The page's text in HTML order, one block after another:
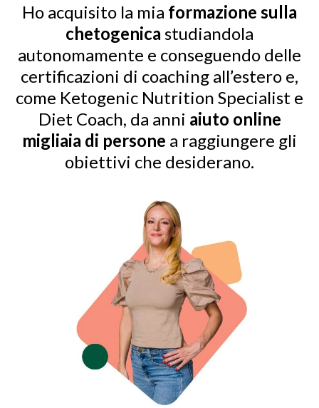
Ho acquisito la mia formazione sulla
chetogenica studiandola
autonomamente e conseguendo delle
certificazioni di coaching all’estero e,
come Ketogenic Nutrition Specialist e
Diet Coach, da anni aiuto online
migliaia di persone a raggiungere gli
obiettivi che desiderano.